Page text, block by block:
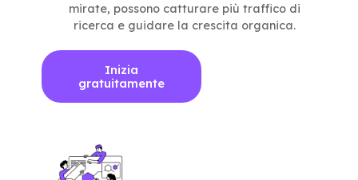
mirate, possono catturare più traffico di
ricerca e guidare la crescita organica.
Inizia
gratuitamente